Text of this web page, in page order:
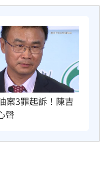
案3罪起訴！陳吉
聲